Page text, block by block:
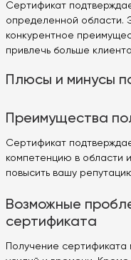
Сертификат
определенной области.
конкурентное
привлечь больше
Плюсы и минусы
Преимущества
Сертификат
компетенцию в области
повысить вашу
Возможные
сертификата
Получение сертификата